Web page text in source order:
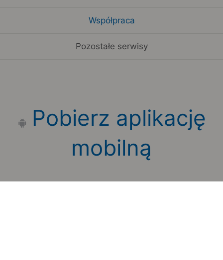
Współpraca
Pozostałe serwisy
Pobierz aplikację
mobilną